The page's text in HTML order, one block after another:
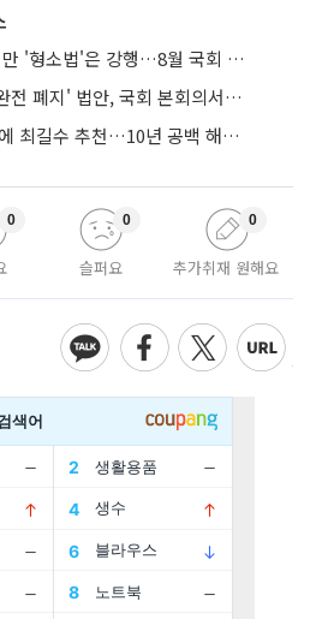
'선관위 특검' 합의했지만 '형소법'은 강행…8월 국회 '입법 2차전' 예고
' 법안, 국회 본회의서 민주당 주도 통과
민주, 특별감찰관 후보에 최길수 추천…10년 공백 해소 속도
0
슬퍼요
0
추가취재 원해요
0